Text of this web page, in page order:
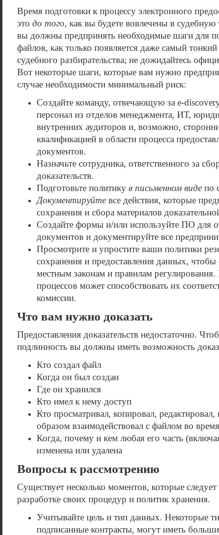
Время подготовки к процессу электронного
это до того, как вы будете вовлечены в
вы должны предпринять необходимые шаги для
файлов, как только появляется даже самый
судебного разбирательства; не дожидайтесь
Вот некоторые шаги, которые вам нужно
случае необходимости минимальный риск:
Создайте команду, отвечающую за e-
персонал из отделов менеджмента, ИТ,
внутренних аудиторов и, возможно,
квалификацией в области процесса
документов.
Назначьте сотрудника, ответственного за
доказательств.
Подготовьте политику в письменном виде по
Документируйте все действия, которые
сохранения и сбора материалов
Создайте формы и/или используйте ПО для
документов и документируйте все
Просмотрите и упростите ваши политики
сохранения и предоставления данных, чтобы
местным законам и правилам регулирования.
процессов может способствовать их
комиссии.
Что вам нужно доказать
Предоставления доказательств недостаточно.
подлинность вы должны иметь возможность
Кто создал файл
Когда он был создан
Где он хранился
Кто имел к нему доступ
Кто просматривал, копировал,
образом взаимодействовал с файлом во
Когда, почему и кем любая его часть
изменена или удалена
Вопросы к рассмотрению
Существует несколько моментов, которые
разработке своих процедур и политик хранения.
Учитывайте цель и тип данных. Некоторые
подписанные контракты, могут иметь